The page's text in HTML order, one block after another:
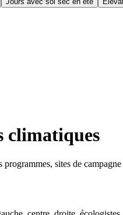
climatiques
sites de